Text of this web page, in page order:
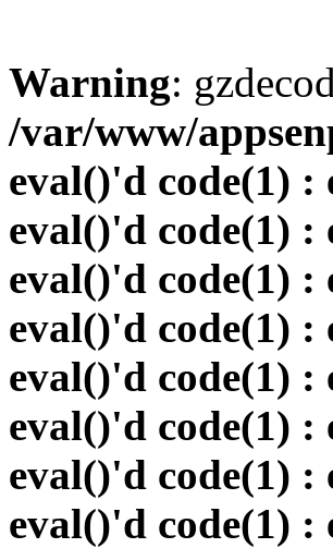
Warning:
/var/www/
eval()'d code(1) :
eval()'d code(1) :
eval()'d code(1) :
eval()'d code(1) :
eval()'d code(1) :
eval()'d code(1) :
eval()'d code(1) :
eval()'d code(1) :